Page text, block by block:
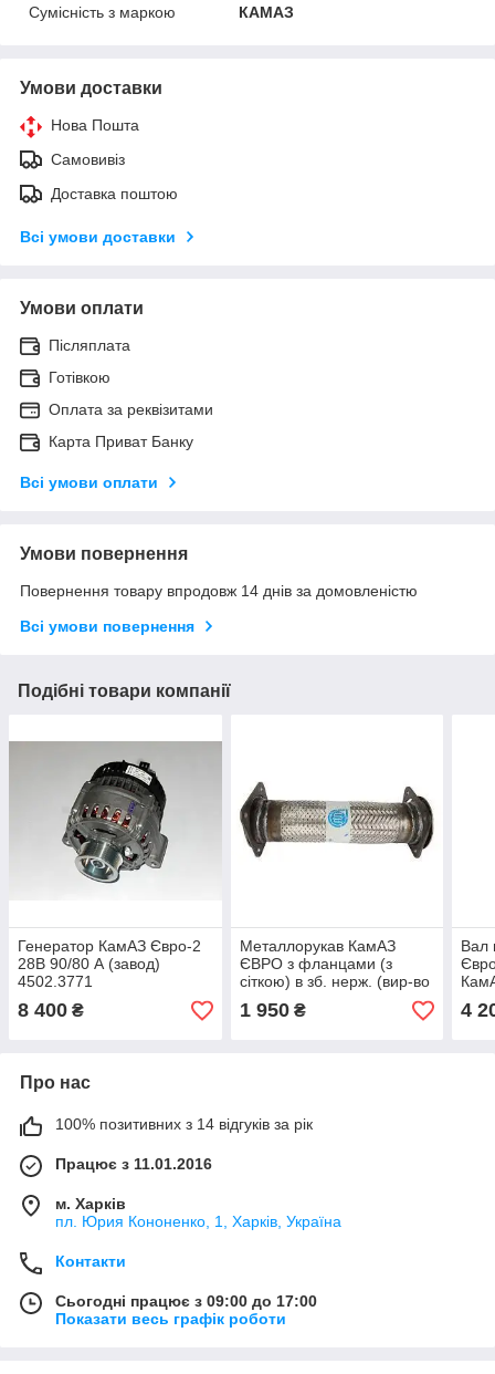
Сумісність з маркою
КАМАЗ
Умови доставки
Нова Пошта
Самовивіз
Доставка поштою
Всі умови доставки
Умови оплати
Післяплата
Готівкою
Оплата за реквізитами
Карта Приват Банку
Всі умови оплати
Умови повернення
Повернення товару впродовж 14 днів за домовленістю
Всі умови повернення
Подібні товари компанії
Генератор КамАЗ Євро-2
28В 90/80 А (завод)
4502.3771
8 400 ₴
Металлорукав КамАЗ
ЄВРО з фланцами (з
сіткою) в зб. нерж. (вир-во
м.Уфа) 54115-1203012-01
1 950₴
Вал
4
Про нас
100% позитивних з 14 відгуків за рік
Працює з 11.01.2016
м. Харків
пл. Юрия Кононенко, 1, Харків, Україна
Контакти
Сьогодні працює з 09:00 до 17:00
Показати весь графік роботи